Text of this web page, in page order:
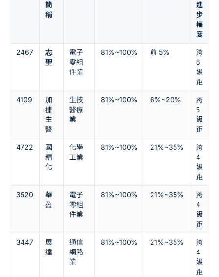
簡
稱
進
步
幅
度
2467
志
聖
電子
零組
件業
81%~100% 前 5%
跨
6
級
距
4109
加
捷
生
醫
生技
醫療
業
81%~100% 6%~20%
跨
5
級
距
4722
國
精
化
化學
工業
81%~100% 21%~35%
跨
4
級
距
3520
華
盈
電子
零組
件業
81%~100% 21%~35%
跨
4
級
距
3447
展
達
通信
網路
業
81%~100% 21%~35%
跨
4
級
距